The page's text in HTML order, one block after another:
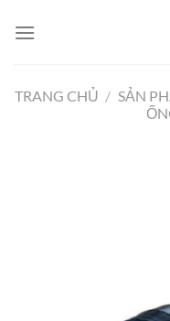
đến
TRANG CHỦ / SẢN